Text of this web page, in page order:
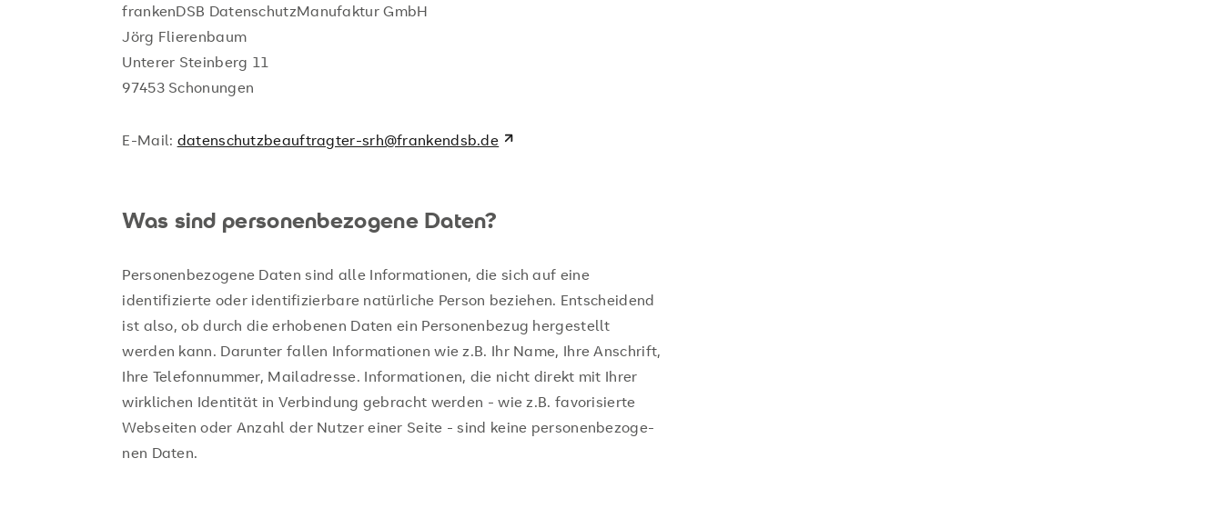
frankenDSB DatenschutzManufaktur GmbH
Jörg Flierenbaum
Unterer Steinberg 11
97453 Schonungen
E-Mail: datenschutzbeauftragter-srh@frankendsb.de
Was sind personenbezogene Daten?
Personenbezogene Daten sind alle Informationen, die sich auf eine
identifizierte oder identifizierbare natürliche Person beziehen. Entscheidend
ist also, ob durch die erhobenen Daten ein Personenbezug hergestellt
werden kann. Dar­un­ter fal­len In­for­ma­tio­nen wie z.B. Ihr Name, Ihre An­schrift,
Ihre Te­le­fon­num­mer, Mailadresse. In­for­ma­tio­nen, die nicht di­rekt mit Ihrer
wirk­li­chen Iden­ti­tät in Ver­bin­dung ge­bracht wer­den - wie z.B. fa­vo­ri­sier­te
Web­sei­ten oder An­zahl der Nut­zer einer Seite - sind keine per­so­nen­be­zo­ge­
nen Daten.